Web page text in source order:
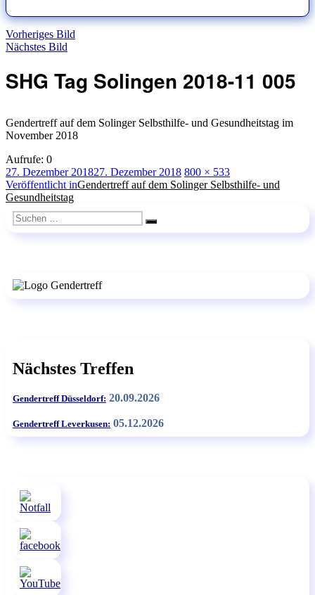
Vorheriges Bild
Nächstes Bild
SHG Tag Solingen 2018-11 005
Gendertreff auf dem Solinger Selbsthilfe- und Gesundheitstag im
November 2018
Aufrufe: 0
Veröffentlicht
am
27. Dezember 201827. Dezember 2018 Originalgröße
800 × 533
Beitragsnavigation
Veröffentlicht inGendertreff auf dem Solinger Selbsthilfe- und
Gesundheitstag
Suchen
nach:
Suchen
Nächstes Treffen
Gendertreff Düsseldorf: 20.09.2026
Gendertreff Leverkusen: 05.12.2026